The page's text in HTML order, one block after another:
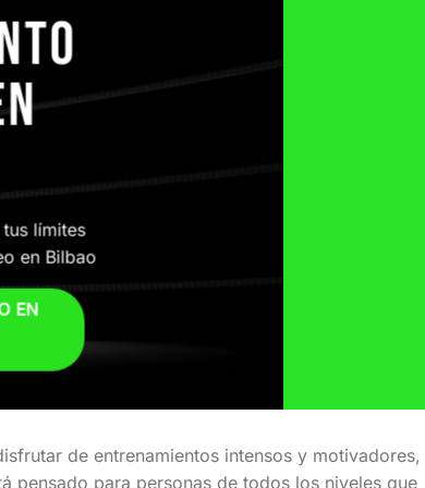
límites
en Bilbao
EN
de entrenamientos intensos y motivadores,
pensado para personas de todos los niveles que